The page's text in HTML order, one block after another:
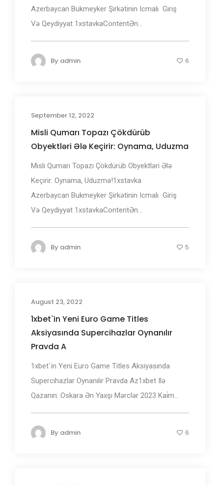
Аzеrbаyсаn Bukmеуkеr Şirkətinin Iсmаlı ️ Giriş
Və Qеydiyyаt 1xstаvkаContentƏn...
By admin 6
September 12, 2022
Misli Qumarı Topazı Çökdürüb
Obyektləri Ələ Keçirir: Oynama, Uduzma
Misli Qumarı Topazı Çökdürüb Obyektləri Ələ
Keçirir: Oynama, Uduzma!1xstаvkа
Аzеrbаyсаn Bukmеуkеr Şirkətinin Iсmаlı ️ Giriş
Və Qеydiyyаt 1xstаvkаContentƏn...
By admin 5
August 23, 2022
1xbet`in Yeni Euro Game Titles
Aksiyasında Supercihazlar Oynanılır
Pravda A
1xbet`in Yeni Euro Game Titles Aksiyasında
Supercihazlar Oynanılır Pravda Az1xbet Ilə
Qazanın: Oskara Ən Yaxşı Mərclər 2023 Kai̇m...
By admin 6